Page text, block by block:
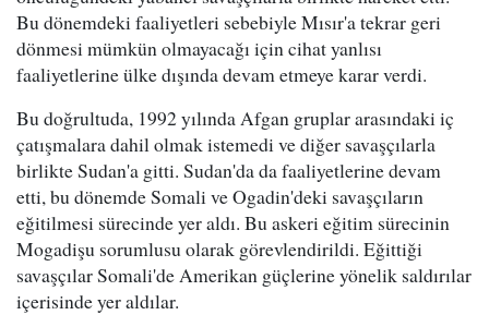
Bu dönemdeki faaliyetleri sebebiyle Mısır'a tekrar geri
dönmesi mümkün olmayacağı için cihat yanlısı
faaliyetlerine ülke dışında devam etmeye karar verdi.
Bu doğrultuda, 1992 yılında Afgan gruplar arasındaki iç
çatışmalara dahil olmak istemedi ve diğer savaşçılarla
birlikte Sudan'a gitti. Sudan'da da faaliyetlerine devam
etti, bu dönemde Somali ve Ogadin'deki savaşçıların
eğitilmesi sürecinde yer aldı. Bu askeri eğitim sürecinin
Mogadişu sorumlusu olarak görevlendirildi. Eğittiği
savaşçılar Somali'de Amerikan güçlerine yönelik saldırılar
içerisinde yer aldılar.